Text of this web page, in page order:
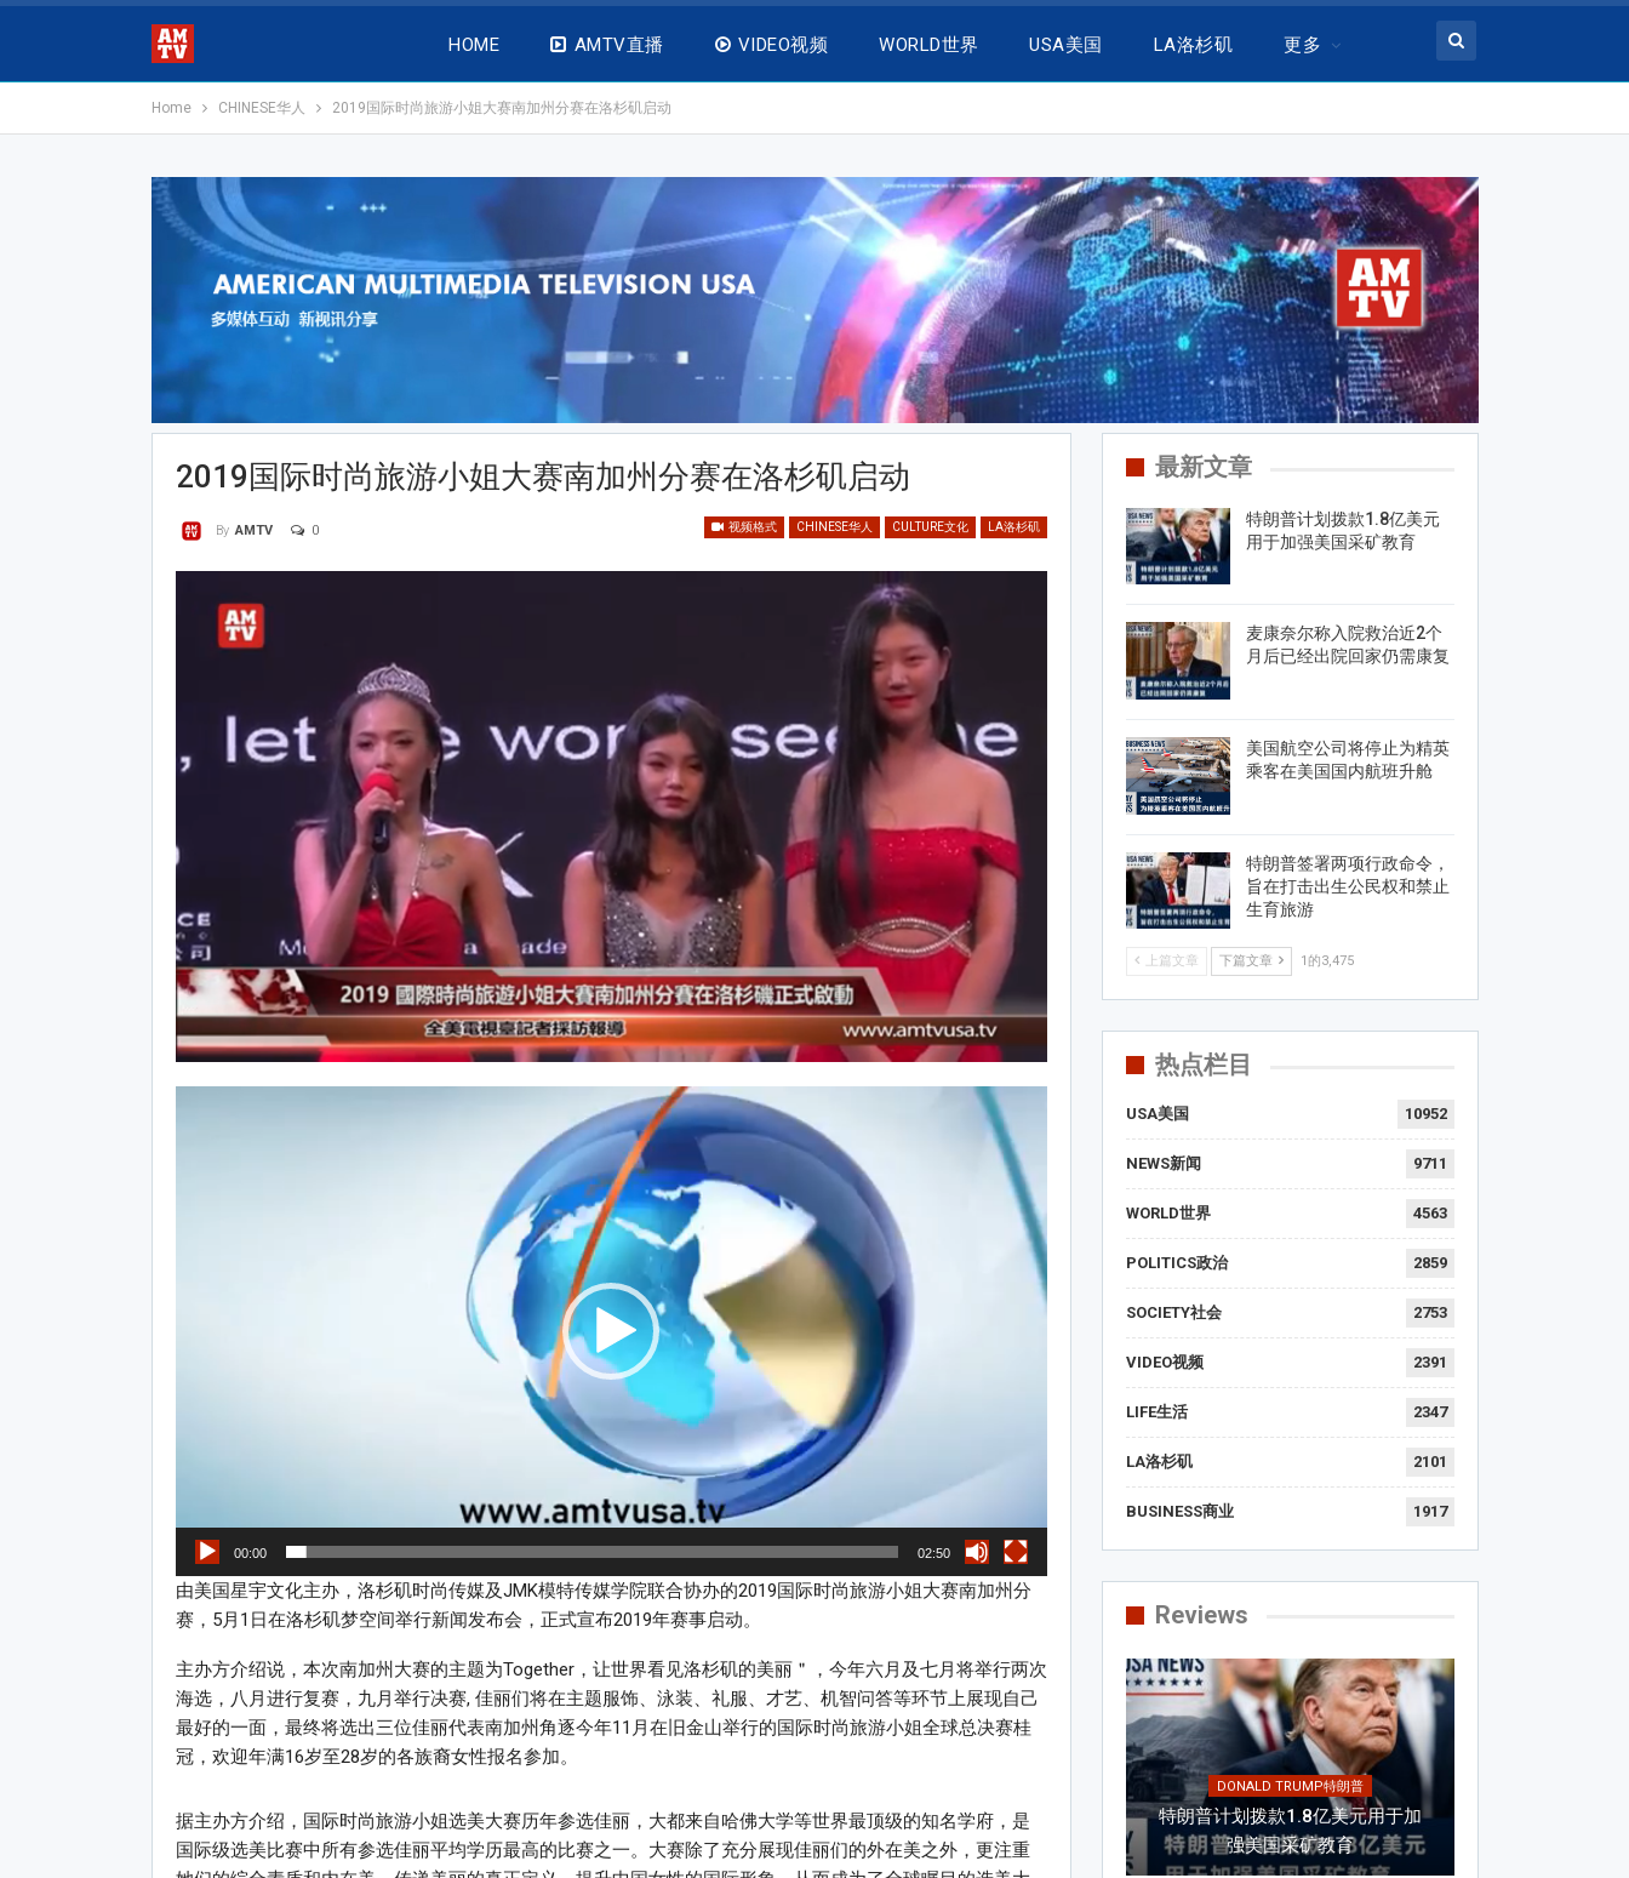
HOME AMTV直播 VIDEO视频 WORLD世界 USA美国 LA洛杉矶 更多
Home CHINESE华人 2019国际时尚旅游小姐大赛南加州分赛在洛杉矶启动
2019国际时尚旅游小姐大赛南加州分赛在洛杉矶启动
视频格式 CHINESE华人 CULTURE文化 LA洛杉矶
By AMTV 0
00:00 02:50
由美国星宇文化主办，洛杉矶时尚传媒及JMK模特传媒学院联合协办的2019国际时尚旅游小姐大赛南加州分
赛，5月1日在洛杉矶梦空间举行新闻发布会，正式宣布2019年赛事启动。
主办方介绍说，本次南加州大赛的主题为Together，让世界看见洛杉矶的美丽＂，今年六月及七月将举行两次
海选，八月进行复赛，九月举行决赛, 佳丽们将在主题服饰、泳装、礼服、才艺、机智问答等环节上展现自己
最好的一面，最终将选出三位佳丽代表南加州角逐今年11月在旧金山举行的国际时尚旅游小姐全球总决赛桂
冠，欢迎年满16岁至28岁的各族裔女性报名参加。
据主办方介绍，国际时尚旅游小姐选美大赛历年参选佳丽，大都来自哈佛大学等世界最顶级的知名学府，是
国际级选美比赛中所有参选佳丽平均学历最高的比赛之一。大赛除了充分展现佳丽们的外在美之外，更注重
最新文章
特朗普计划拨款1.8亿美元
用于加强美国采矿教育
麦康奈尔称入院救治近2个
月后已经出院回家仍需康复
美国航空公司将停止为精英
乘客在美国国内航班升舱
特朗普签署两项行政命令，
旨在打击出生公民权和禁止
生育旅游
上篇文章 下篇文章 1的3,475
热点栏目
USA美国 10952
NEWS新闻 9711
WORLD世界 4563
POLITICS政治 2859
SOCIETY社会 2753
VIDEO视频 2391
LIFE生活 2347
LA洛杉矶 2101
BUSINESS商业 1917
Reviews
DONALD TRUMP特朗普
特朗普计划拨款1.8亿美元用于加
强美国采矿教育